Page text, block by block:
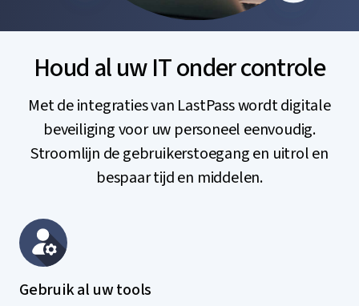
Houd al uw IT onder controle
Met de integraties van LastPass wordt digitale
beveiliging voor uw personeel eenvoudig.
Stroomlijn de gebruikerstoegang en uitrol en
bespaar tijd en middelen.
Gebruik al uw tools